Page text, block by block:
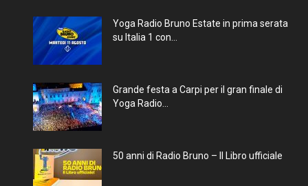
Yoga Radio Bruno Estate in prima serata
su Italia 1 con...
Grande festa a Carpi per il gran finale di
Yoga Radio...
50 anni di Radio Bruno – Il Libro ufficiale